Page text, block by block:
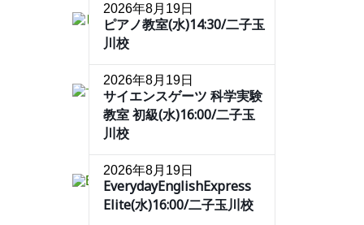
2026年8月19日
ピアノ教室(水)14:30/二子玉
川校
2026年8月19日
サイエンスゲーツ 科学実験
教室 初級(水)16:00/二子玉
川校
2026年8月19日
EverydayEnglishExpress
Elite(水)16:00/二子玉川校